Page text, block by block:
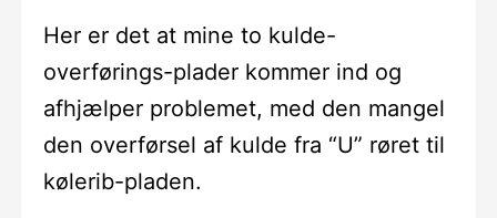
Her er det at mine to kulde-
overførings-plader kommer ind og
afhjælper problemet, med den mangel
den overførsel af kulde fra “U” røret til
kølerib-pladen.